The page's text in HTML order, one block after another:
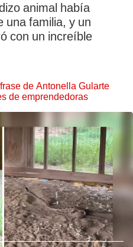
animal había
una familia, y un
con un increíble
de Antonella Gularte
de emprendedoras